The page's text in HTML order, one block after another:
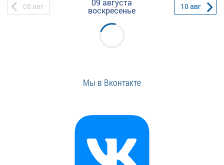
08 авг 09 августа
воскресенье 10авг
Мы в Вконтакте